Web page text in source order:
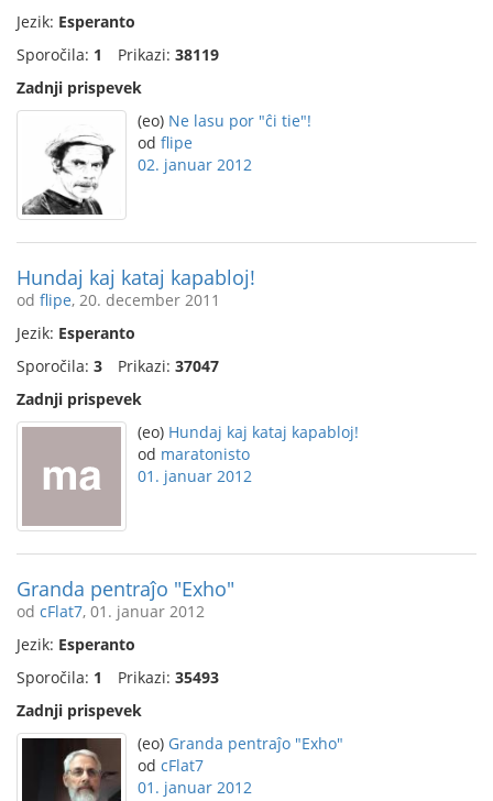
Jezik: Esperanto
Sporočila: 1 Prikazi: 38119
Zadnji prispevek
(eo) Ne lasu por "ĉi tie"!
od flipe
02. januar 2012
Hundaj kaj kataj kapabloj!
od flipe, 20. december 2011
Jezik: Esperanto
Sporočila: 3 Prikazi: 37047
Zadnji prispevek
(eo) Hundaj kaj kataj kapabloj!
od maratonisto
01. januar 2012
Granda pentraĵo "Exho"
od cFlat7, 01. januar 2012
Jezik: Esperanto
Sporočila: 1 Prikazi: 35493
Zadnji prispevek
(eo) Granda pentraĵo "Exho"
od cFlat7
01. januar 2012